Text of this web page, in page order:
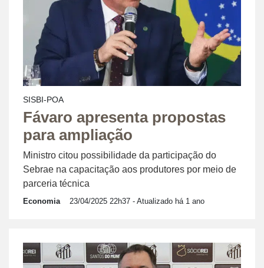
SISBI-POA
Fávaro apresenta propostas
para ampliação
Ministro citou possibilidade da participação do
Sebrae na capacitação aos produtores por meio de
parceria técnica
Economia 23/04/2025 22h37 - Atualizado há 1 ano